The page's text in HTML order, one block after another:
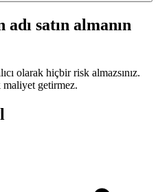
satın almanın
olarak hiçbir risk almazsınız.
maliyet getirmez.